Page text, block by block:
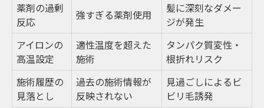
薬剤の過剰
反応
強すぎる薬剤使用
髪に深刻なダメー
ジが発生
アイロンの
高温設定
適性温度を超えた
施術
タンパク質変性・
根折れリスク
施術履歴の
見落とし
過去の施術情報が
反映されない
見過ごしによるビ
ビリ毛誘発